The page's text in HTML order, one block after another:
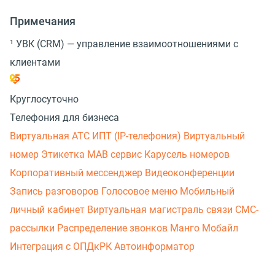
Примечания
¹ УВК (CRM) — управление взаимоотношениями с
клиентами
Круглосуточно
Телефония для бизнеса
Виртуальная АТС ИПТ (IP-телефония) Виртуальный
номер Этикетка МАВ сервис Карусель номеров
Корпоративный мессенджер Видеоконференции
Запись разговоров Голосовое меню Мобильный
личный кабинет Виртуальная магистраль связи СМС-
рассылки Распределение звонков Манго Мобайл
Интеграция с ОПДкРК Автоинформатор